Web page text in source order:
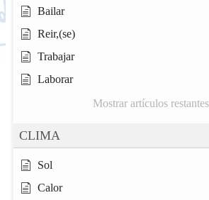
Bailar
Reir,(se)
Trabajar
Laborar
Mostrar artículos
CLIMA
Sol
Calor